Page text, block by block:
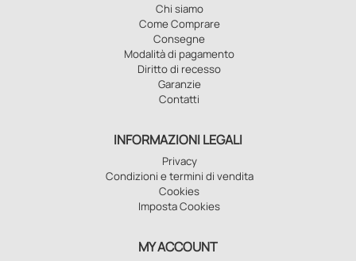
Chi siamo
Come Comprare
Consegne
Modalità di pagamento
Diritto di recesso
Garanzie
Contatti
INFORMAZIONI LEGALI
Privacy
Condizioni e termini di vendita
Cookies
Imposta Cookies
MY ACCOUNT